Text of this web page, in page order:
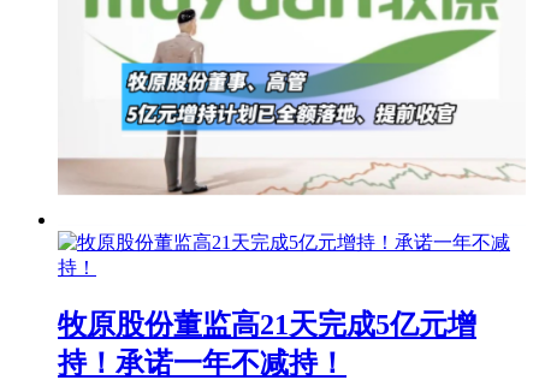
牧原股份董监高21天完成5亿元增
持！承诺一年不减持！